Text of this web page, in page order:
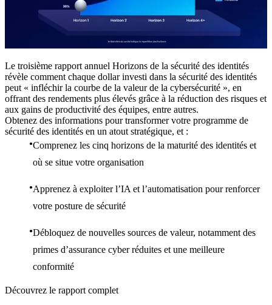
Le troisième rapport annuel Horizons de la sécurité des identités
révèle comment chaque dollar investi dans la sécurité des identités
peut « infléchir la courbe de la valeur de la cybersécurité », en
offrant des rendements plus élevés grâce à la réduction des risques et
aux gains de productivité des équipes, entre autres.
Obtenez des informations pour transformer votre programme de
sécurité des identités en un atout stratégique, et :
Comprenez les cinq horizons de la maturité des identités et
où se situe votre organisation
Apprenez à exploiter l’IA et l’automatisation pour renforcer
votre posture de sécurité
Débloquez de nouvelles sources de valeur, notamment des
primes d’assurance cyber réduites et une meilleure
conformité
Découvrez le rapport complet